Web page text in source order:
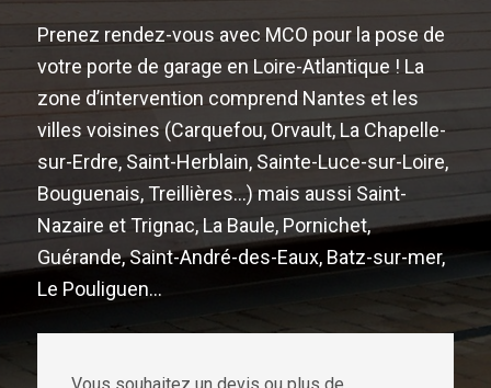
Prenez rendez-vous avec MCO pour la pose de
votre porte de garage en Loire-Atlantique ! La
zone d’intervention comprend Nantes et les
villes voisines (Carquefou, Orvault, La Chapelle-
sur-Erdre, Saint-Herblain, Sainte-Luce-sur-Loire,
Bouguenais, Treillières…) mais aussi Saint-
Nazaire et Trignac, La Baule, Pornichet,
Guérande, Saint-André-des-Eaux, Batz-sur-mer,
Le Pouliguen…